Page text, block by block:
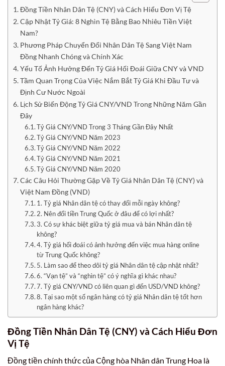
Đồng Tiền Nhân Dân Tệ (CNY) và Cách Hiểu Đơn Vị Tệ
Cập Nhật Tỷ Giá: 8 Nghìn Tệ Bằng Bao Nhiêu Tiền Việt
Nam?
Phương Pháp Chuyển Đổi Nhân Dân Tệ Sang Việt Nam
Đồng Nhanh Chóng và Chính Xác
Yếu Tố Ảnh Hưởng Đến Tỷ Giá Hối Đoái Giữa CNY và VND
Tầm Quan Trọng Của Việc Nắm Bắt Tỷ Giá Khi Đầu Tư và
Định Cư Nước Ngoài
Lịch Sử Biến Động Tỷ Giá CNY/VND Trong Những Năm Gần
Đây
Tỷ Giá CNY/VND Trong 3 Tháng Gần Đây Nhất
Tỷ Giá CNY/VND Năm 2023
Tỷ Giá CNY/VND Năm 2022
Tỷ Giá CNY/VND Năm 2021
Tỷ Giá CNY/VND Năm 2020
Các Câu Hỏi Thường Gặp Về Tỷ Giá Nhân Dân Tệ (CNY) và
Việt Nam Đồng (VND)
1. Tỷ giá Nhân dân tệ có thay đổi mỗi ngày không?
2. Nên đổi tiền Trung Quốc ở đâu để có lợi nhất?
3. Có sự khác biệt giữa tỷ giá mua và bán Nhân dân tệ
không?
4. Tỷ giá hối đoái có ảnh hưởng đến việc mua hàng online
từ Trung Quốc không?
5. Làm sao để theo dõi tỷ giá Nhân dân tệ cập nhật nhất?
6. “Vạn tệ” và “nghìn tệ” có ý nghĩa gì khác nhau?
7. Tỷ giá CNY/VND có liên quan gì đến USD/VND không?
8. Tại sao một số ngân hàng có tỷ giá Nhân dân tệ tốt hơn
ngân hàng khác?
Đồng Tiền Nhân Dân Tệ (CNY) và Cách Hiểu Đơn
Vị Tệ
Đồng tiền chính thức của Cộng hòa Nhân dân Trung Hoa là